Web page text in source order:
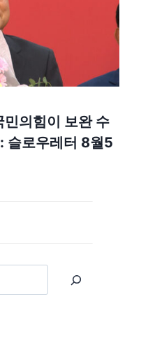
민의힘이 보완 수
슬로우레터 8월5